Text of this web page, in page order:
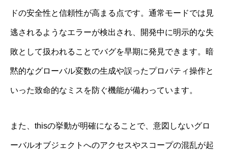
ドの安全性と信頼性が高まる点です。通常モードでは見
逃されるようなエラーが検出され、開発中に明示的な失
敗として扱われることでバグを早期に発見できます。暗
黙的なグローバル変数の生成や誤ったプロパティ操作と
いった致命的なミスを防ぐ機能が備わっています。
また、thisの挙動が明確になることで、意図しないグロ
ーバルオブジェクトへのアクセスやスコープの混乱が起